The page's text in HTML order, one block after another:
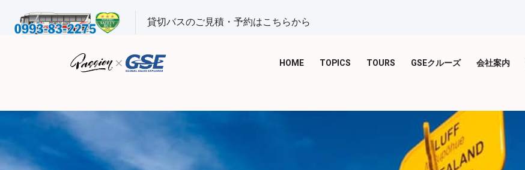
貸切バスのご見積・予約はこちらから
HOME TOPICS TOURS GSEクルーズ 会社案内